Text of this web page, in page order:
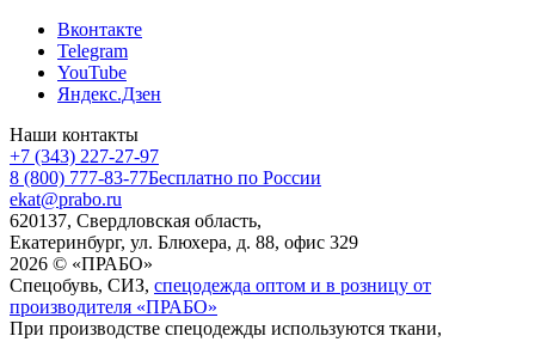
Вконтакте
Telegram
YouTube
Яндекс.Дзен
Наши контакты
+7 (343) 227-27-97
8 (800) 777-83-77Бесплатно по России
ekat@prabo.ru
620137, Свердловская область,
Екатеринбург, ул. Блюхера, д. 88, офис 329
2026 © «ПРАБО»
Спецобувь, СИЗ, спецодежда оптом и в розницу от
производителя «ПРАБО»
При производстве спецодежды используются ткани,